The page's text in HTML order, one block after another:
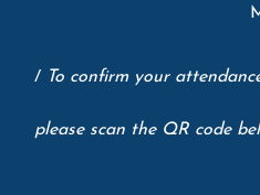
/ To confirm your
please scan the QR code